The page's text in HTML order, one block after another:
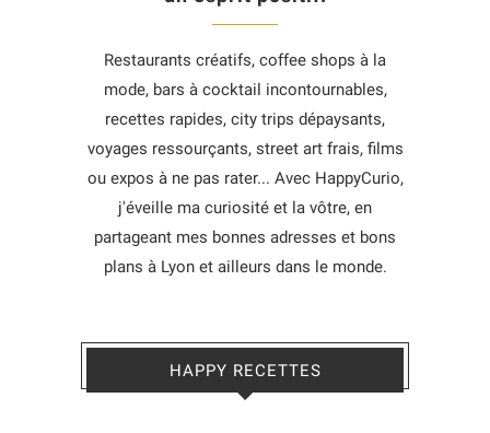
Restaurants créatifs, coffee shops à la
mode, bars à cocktail incontournables,
recettes rapides, city trips dépaysants,
voyages ressourçants, street art frais, films
ou expos à ne pas rater... Avec HappyCurio,
j'éveille ma curiosité et la vôtre, en
partageant mes bonnes adresses et bons
plans à Lyon et ailleurs dans le monde.
HAPPY RECETTES